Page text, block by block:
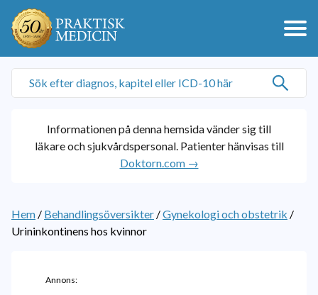
Informationen på denna hemsida vänder sig till
läkare och sjukvårdspersonal. Patienter hänvisas till
Doktorn.com →
Hem / Behandlingsöversikter /Gynekologi och obstetrik /
Urininkontinens hos kvinnor
Annons: